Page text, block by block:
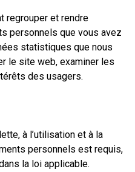
regrouper et rendre
personnels que vous avez
statistiques que nous
le site web, examiner les
des usagers.
à l’utilisation et à la
personnels est requis,
la loi applicable.